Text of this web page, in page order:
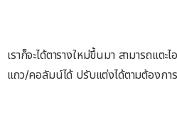
เราก็จะได้ตารางใหม่ขึ้นมา สามารถแต
แถว/คอลัมน์ได้ ปรับแต่งได้ตามต้องการ